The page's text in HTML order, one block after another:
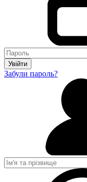
Увійти
Забули пароль?